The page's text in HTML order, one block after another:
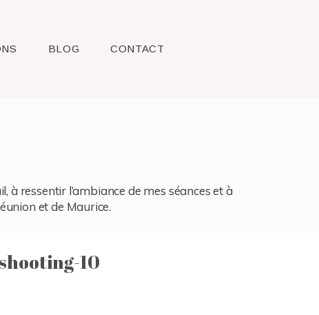
BLOG CONTACT
ressentir l’ambiance de mes séances et à
et de Maurice.
10